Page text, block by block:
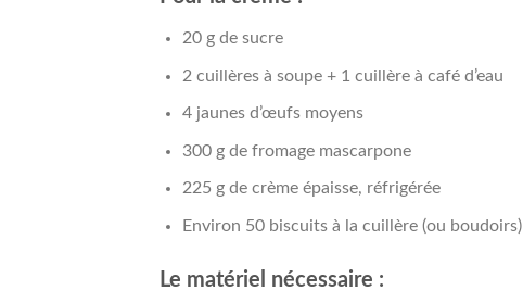
20 g de sucre
2 cuillères à soupe + 1 cuillère à café d’eau
4 jaunes d’œufs moyens
300 g de fromage mascarpone
225 g de crème épaisse, réfrigérée
Environ 50 biscuits à la cuillère (ou boudoirs)
Le matériel nécessaire :